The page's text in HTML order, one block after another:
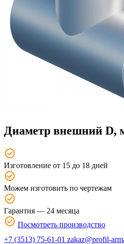
Диаметр внешний D,
Изготовление от 15 до 18 дней
Можем изготовить по чертежам
Гарантия — 24 месяца
Посмотреть производство
+7 (3513) 75-61-01 zakaz@profil-